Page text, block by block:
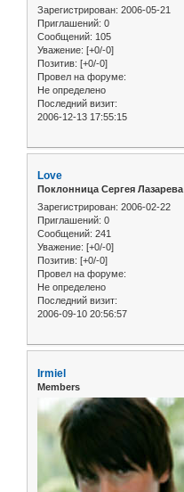
Зарегистрирован: 2006-05-21
Приглашений: 0
Сообщений: 105
Уважение: [+0/-0]
Позитив: [+0/-0]
Провел на форуме:
Не определено
Последний визит:
2006-12-13 17:55:15
Love
Поклонница Сергея Лазарева
Зарегистрирован: 2006-02-22
Приглашений: 0
Сообщений: 241
Уважение: [+0/-0]
Позитив: [+0/-0]
Провел на форуме:
Не определено
Последний визит:
2006-09-10 20:56:57
Irmiel
Members